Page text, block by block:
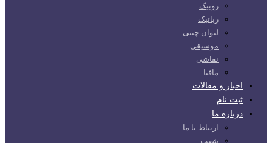
روبیک
رباتیک
لیوان چینی
موسیقی
نقاشی
مافیا
اخبار و مقالات
ثبت نام
درباره ما
ارتباط با ما
شعب